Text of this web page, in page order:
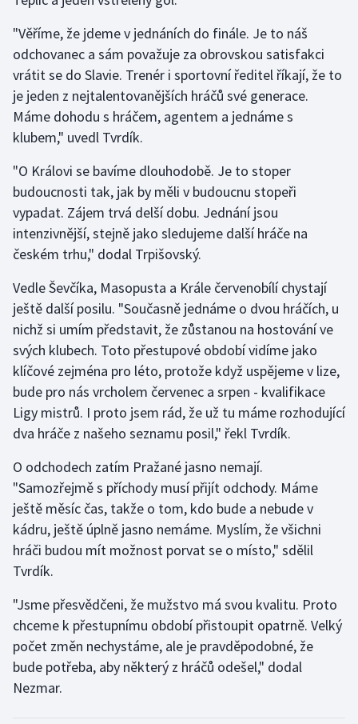
"Věříme, že jdeme v jednáních do finále. Je to náš
odchovanec a sám považuje za obrovskou satisfakci
vrátit se do Slavie. Trenér i sportovní ředitel říkají, že to
je jeden z nejtalentovanějších hráčů své generace.
Máme dohodu s hráčem, agentem a jednáme s
klubem," uvedl Tvrdík.
"O Královi se bavíme dlouhodobě. Je to stoper
budoucnosti tak, jak by měli v budoucnu stopeři
vypadat. Zájem trvá delší dobu. Jednání jsou
intenzivnější, stejně jako sledujeme další hráče na
českém trhu," dodal Trpišovský.
Vedle Ševčíka, Masopusta a Krále červenobílí chystají
ještě další posilu. "Současně jednáme o dvou hráčích, u
nichž si umím představit, že zůstanou na hostování ve
svých klubech. Toto přestupové období vidíme jako
klíčové zejména pro léto, protože když uspějeme v lize,
bude pro nás vrcholem červenec a srpen - kvalifikace
Ligy mistrů. I proto jsem rád, že už tu máme rozhodující
dva hráče z našeho seznamu posil," řekl Tvrdík.
O odchodech zatím Pražané jasno nemají.
"Samozřejmě s příchody musí přijít odchody. Máme
ještě měsíc čas, takže o tom, kdo bude a nebude v
kádru, ještě úplně jasno nemáme. Myslím, že všichni
hráči budou mít možnost porvat se o místo," sdělil
Tvrdík.
"Jsme přesvědčeni, že mužstvo má svou kvalitu. Proto
chceme k přestupnímu období přistoupit opatrně. Velký
počet změn nechystáme, ale je pravděpodobné, že
bude potřeba, aby některý z hráčů odešel," dodal
Nezmar.